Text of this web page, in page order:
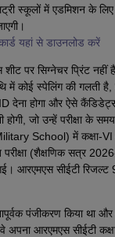
स्कूलों में एडमिशन के
यहां से डाउनलोड करें
पर सिग्नेचर प्रिंट नहीं
में कोई स्पेलिंग की गलती
देना होगा और ऐसे
जो उन्हें परीक्षा के समय
School) में कक्षा-
(शैक्षणिक सत्र
आरएमएस सीईटी रिजल्ट
पंजीकरण किया था
अपना आरएमएस सीईटी